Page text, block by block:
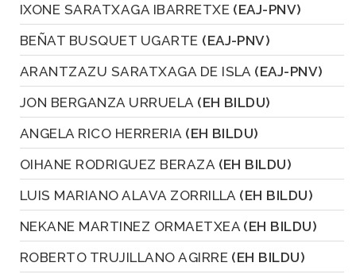
IXONE SARATXAGA IBARRETXE (EAJ-PNV)
BEÑAT BUSQUET UGARTE (EAJ-PNV)
ARANTZAZU SARATXAGA DE ISLA (EAJ-PNV)
JON BERGANZA URRUELA (EH BILDU)
ANGELA RICO HERRERIA (EH BILDU)
OIHANE RODRIGUEZ BERAZA (EH BILDU)
LUIS MARIANO ALAVA ZORRILLA (EH BILDU)
NEKANE MARTINEZ ORMAETXEA (EH BILDU)
ROBERTO TRUJILLANO AGIRRE (EH BILDU)